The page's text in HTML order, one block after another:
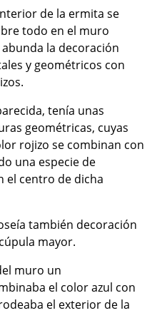
de la ermita se
todo en el muro
la decoración
y geométricos con
tenía unas
geométricas, cuyas
rojizo se combinan con
una especie de
el centro de dicha
también decoración
mayor.
muro un
el color azul con
el exterior de la